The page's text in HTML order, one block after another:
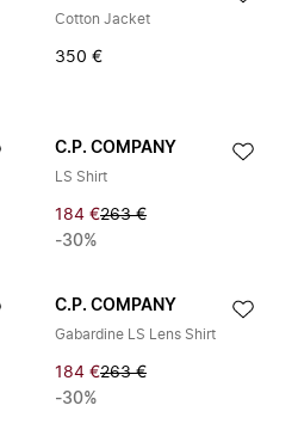
Cotton Jacket
350 €
C.P. COMPANY
LS Shirt
184 €263 €
-30%
C.P. COMPANY
Gabardine LS Lens Shirt
184 €263 €
-30%